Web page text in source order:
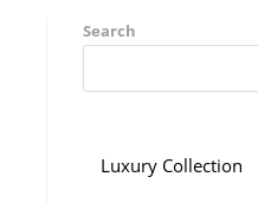
Search
Luxury Collection